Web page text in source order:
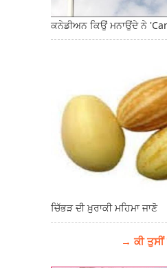
ਕਨੇਡੀਅਨ ਕਿਉਂ ਮਨਾਉਂਦੇ ਨੇ
ਚਿੱਭੜ ਦੀ ਖ਼ੁਰਾਕੀ ਮਹਿਮਾ ਜਾਣੋ
→ ਕੀ ਤੁਸੀਂ